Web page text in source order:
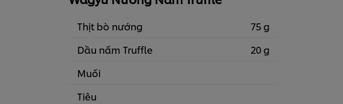
Thịt bò nướng
75 g
Dầu nấm Truffle
20 g
Muối
Tiêu